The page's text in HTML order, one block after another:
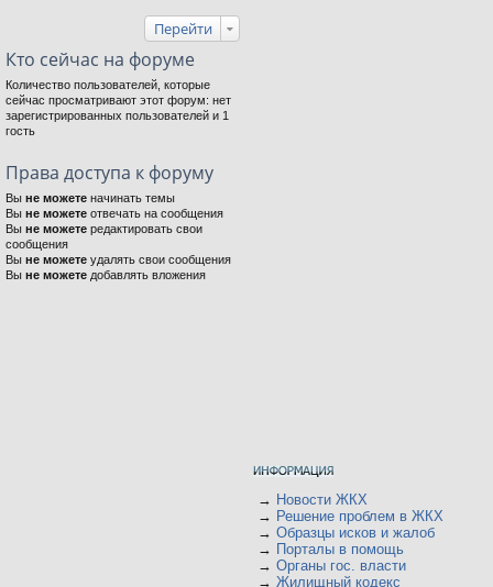
Перейти
Кто сейчас на форуме
Количество пользователей, которые
сейчас просматривают этот форум: нет
зарегистрированных пользователей и 1
гость
Права доступа к форуму
Вы не можете начинать темы
Вы не можете отвечать на сообщения
Вы не можете редактировать свои
сообщения
Вы не можете удалять свои сообщения
Вы не можете добавлять вложения
→ Новости ЖКХ
→ Решение проблем в ЖКХ
→ Образцы исков и жалоб
→ Порталы в помощь
→ Органы гос. власти
→ Жилищный кодекс